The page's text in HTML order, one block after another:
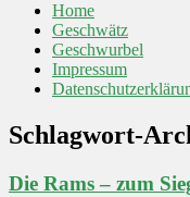
Home
Geschwätz
Geschwurbel
Impressum
Schlagwort-
Die Rams – zum